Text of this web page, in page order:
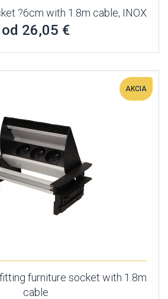
?6cm with 1.8m cable, INOX
od 26,05 €
AKCIA
furniture socket with 1.8m
cable